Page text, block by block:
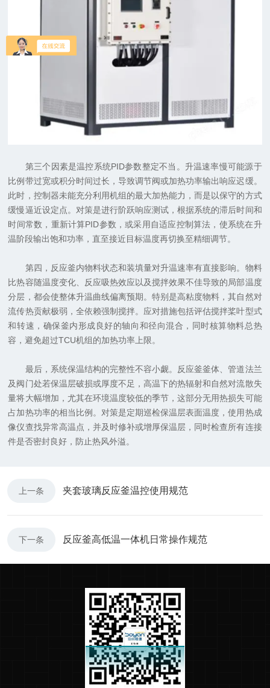
第三个因素是温控系统PID参数整定不当。升温速率慢可能源于
比例带过宽或积分时间过长，导致调节阀或加热功率输出响应迟缓。
此时，控制器未能充分利用机组的最大加热能力，而是以保守的方式
缓慢逼近设定点。对策是进行阶跃响应测试，根据系统的滞后时间和
时间常数，重新计算PID参数，或采用自适应控制算法，使系统在升
温阶段输出饱和功率，直至接近目标温度再切换至精细调节。
第四，反应釜内物料状态和装填量对升温速率有直接影响。物料
比热容随温度变化、反应吸热效应以及搅拌效果不佳导致的局部温度
分层，都会使整体升温曲线偏离预期。特别是高粘度物料，其自然对
流传热贡献极弱，全依赖强制搅拌。应对措施包括评估搅拌桨叶型式
和转速，确保釜内形成良好的轴向和径向混合，同时核算物料总热
容，避免超过TCU机组的加热功率上限。
最后，系统保温结构的完整性不容小觑。反应釜釜体、管道法兰
及阀门处若保温层破损或厚度不足，高温下的热辐射和自然对流散失
量将大幅增加，尤其在环境温度较低的季节，这部分无用热损失可能
占加热功率的相当比例。对策是定期巡检保温层表面温度，使用热成
像仪查找异常高温点，并及时修补或增厚保温层，同时检查所有连接
件是否密封良好，防止热风外溢。
上一条 夹套玻璃反应釜温控使用规范
下一条 反应釜高低温一体机日常操作规范